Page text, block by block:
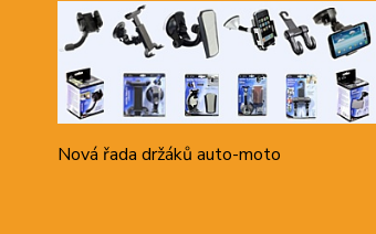
Nová řada držáků auto-moto